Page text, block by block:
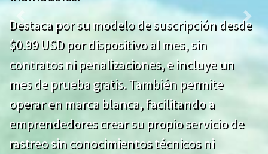
Destaca por su modelo de suscripción desde
$0.99 USD por dispositivo al mes, sin
contratos ni penalizaciones, e incluye un
mes de prueba gratis. También permite
operar en marca blanca, facilitando a
emprendedores crear su propio servicio de
rastreo sin conocimientos técnicos ni
Previous Next